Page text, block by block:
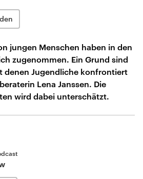
jungen Menschen haben in den
zugenommen. Ein Grund sind
denen Jugendliche konfrontiert
Lena Janssen. Die
wird dabei unterschätzt.